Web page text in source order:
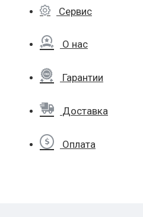
Сервис
О нас
Гарантии
Доставка
Оплата